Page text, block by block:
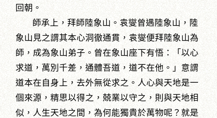
回朝。
師承上，拜師陸象山。袁燮曾遇陸象山，陸
象山見之謂其本心洞徹通貫，袁燮便拜陸象山為
師，成為象山弟子。曾在象山座下有悟：「以心
求道，萬別千差，通體吾道，道不在他。」意謂
道本在自身上，去外無從求之。人心與天地是一
個來源，精思以得之，兢業以守之，則與天地相
似，人生天地之間，為何能獨貴於萬物呢？就是